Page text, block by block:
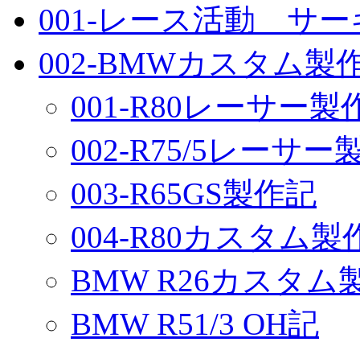
001-レース活動 サー
002-BMWカスタム製
001-R80レーサー製
002-R75/5レーサー
003-R65GS製作記
004-R80カスタム製
BMW R26カスタム
BMW R51/3 OH記